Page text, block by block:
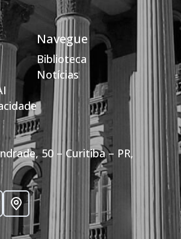
Navegue
Biblioteca
Notícias
50 – Curitiba – PR,